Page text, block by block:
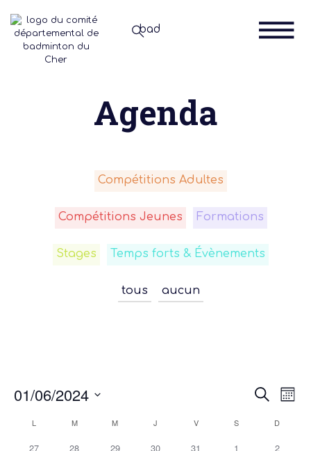
Agenda
Compétitions Adultes
Compétitions Jeunes Formations
Stages Temps forts & Évènements
tous aucun
Recherche
et
de
Mois
01/06/2024
Calendrier
Évènements
L M M J V S D
0
27
0
28
0
29
0
30
0
31
11
3
2